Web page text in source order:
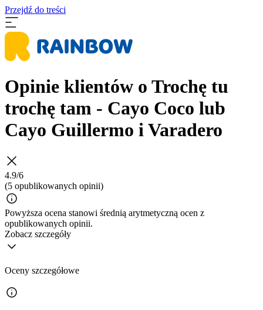
Przejdź do treści
Opinie klientów o Trochę tu
trochę tam - Cayo Coco lub
Cayo Guillermo i Varadero
4.9/6
(5 opublikowanych opinii)
Powyższa ocena stanowi średnią arytmetyczną ocen z
opublikowanych opinii.
Zobacz szczegóły
Oceny szczegółowe